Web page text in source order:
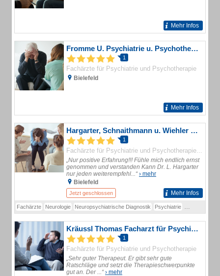
Mehr Infos
Fromme U. Psychiatrie u. Psychotherapie
1
Fachärzte für Psychiatrie und Psychotherapie
Bielefeld
Mehr Infos
Hargarter, Schnaithmann u. Wiehler Gemeinschaftspraxis für Psychiatrie und Psychotherapie
1
Fachärzte für Psychiatrie und Psychotherapie
„Nur positive Erfahrung!!! Fühle mich endlich ernst
genommen und verstanden Kann Dr. L. Hargarter
nur jeden weiterempfehl...“› mehr
Bielefeld
Jetzt geschlossen Mehr Infos
Fachärzte Neurologie Neuropsychiatrische Diagnostik Psychiatrie
Kräussl Thomas Facharzt für Psychiatrie und Psychotherapie
1
Fachärzte für Psychiatrie und Psychotherapie
„Sehr guter Therapeut. Er gibt sehr gute
Ratschläge und setzt die Therapieschwerpunkte
gut an. Der ...“› mehr